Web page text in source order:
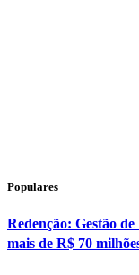
Populares
Redenção: Gestão
mais de R$ 70